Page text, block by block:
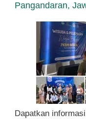
Pangandaran,
Dapatkan